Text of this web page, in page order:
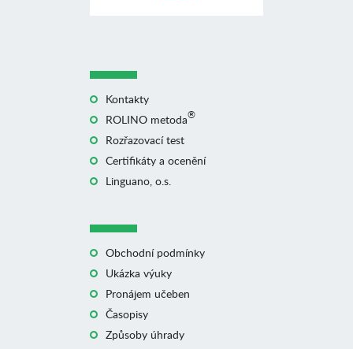
Kontakty
ROLINO metoda®
Rozřazovací test
Certifikáty a ocenění
Linguano, o.s.
Obchodní podmínky
Ukázka výuky
Pronájem učeben
Časopisy
Způsoby úhrady